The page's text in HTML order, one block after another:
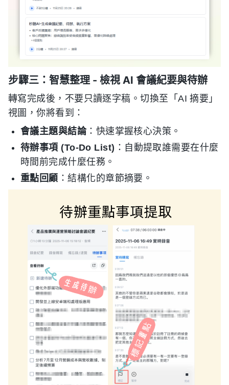
步驟三：智慧整理 - 檢視 AI 會議紀要與待辦
轉寫完成後，不要只讀逐字稿。切換至「AI 摘要」
視圖，你將看到：
會議主題與結論：快速掌握核心決策。
待辦事項 (To-Do List) ：自動提取誰需要在什麼
時間前完成什麼任務。
重點回顧 ：結構化的章節摘要。